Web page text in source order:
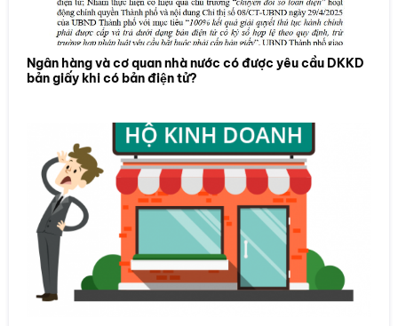
Ngân hàng và cơ quan nhà nước có được yêu cầu DKKD
bản giấy khi có bản điện tử?